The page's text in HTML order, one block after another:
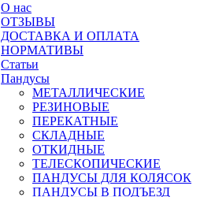
О нас
ОТЗЫВЫ
ДОСТАВКА И ОПЛАТА
НОРМАТИВЫ
Статьи
Пандусы
МЕТАЛЛИЧЕСКИЕ
РЕЗИНОВЫЕ
ПЕРЕКАТНЫЕ
СКЛАДНЫЕ
ОТКИДНЫЕ
ТЕЛЕСКОПИЧЕСКИЕ
ПАНДУСЫ ДЛЯ КОЛЯСОК
ПАНДУСЫ В ПОДЪЕЗД